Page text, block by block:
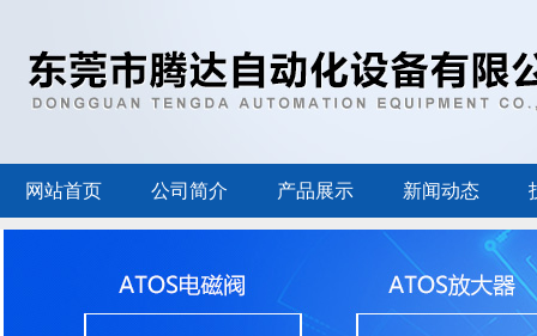
网站首页 公司简介 产品展示 新闻动态